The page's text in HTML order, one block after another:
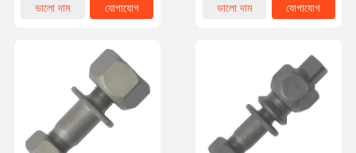
ভালো দাম
যোগাযোগ
ভালো দাম
যোগাযোগ